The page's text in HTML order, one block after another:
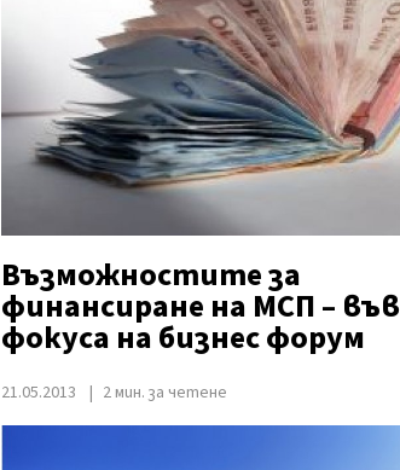
Възможностите за
финансиране на МСП – във
фокуса на бизнес форум
21.05.2013 2 мин. за четене